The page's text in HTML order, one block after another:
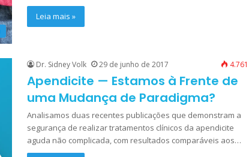
Leia mais »
Dr. Sidney Volk 29 de junho de 2017 4.761
Apendicite — Estamos à Frente de
uma Mudança de Paradigma?
Analisamos duas recentes publicações que demonstram a
segurança de realizar tratamentos clínicos da apendicite
aguda não complicada, com resultados comparáveis aos…